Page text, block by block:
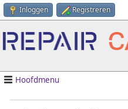
Inloggen Registreren
Hoofdmenu